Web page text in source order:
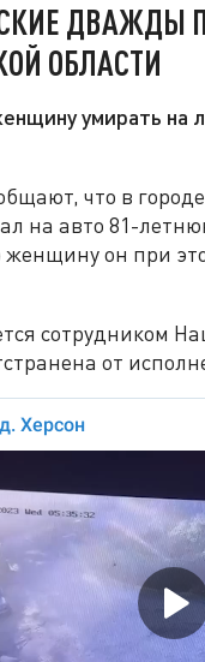
ДВАЖДЫ
ОБЛАСТИ
умирать на
что в
на авто 81-
он при
сотрудником
от